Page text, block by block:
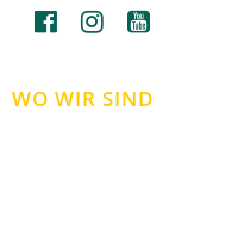
WO WIR SIND